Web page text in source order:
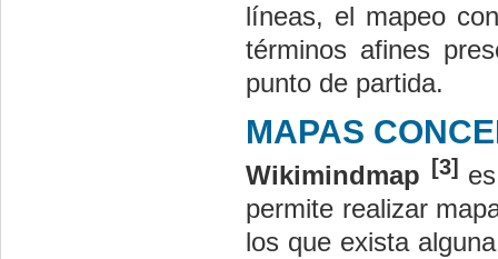
líneas, el mapeo
términos afines
punto de partida.
MAPAS
Wikimindmap [3]
permite realizar
los que exista